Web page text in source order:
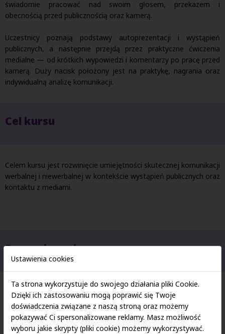
świadomie pracować nad swoim głosem, przekazem i
obecnością przed publicznością oraz kamerą.
Uczestnicy poznają podstawy autoprezentacji i wystąpień
publicznych, a następnie przejdą przez praktyczne ćwiczenia
medialne — od krótkich wypowiedzi i komentarzy po pracę przed
kamerą. Duży nacisk położony jest na praktykę, nagrania oraz
indywidualną analizę komunikacji.
Cel kursu
Celem kursu jest rozwinięcie umiejętności skutecznej komunikacji
werbalnej i niewerbalnej w kontekście wystąpień publicznych oraz
kontaktu z mediami.
Prowadząca kurs
Ustawienia cookies
Ta strona wykorzystuje do swojego działania pliki Cookie.
Dzięki ich zastosowaniu mogą poprawić się Twoje
doświadczenia związane z naszą stroną oraz możemy
pokazywać Ci spersonalizowane reklamy. Masz możliwość
wyboru jakie skrypty (pliki cookie) możemy wykorzystywać.